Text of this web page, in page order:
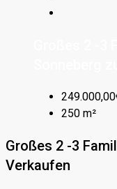
250 m²
Großes 2 -3
Verkaufen